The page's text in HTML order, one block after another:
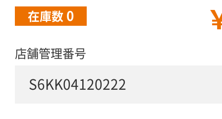
在庫数 0
店舗管理番号
S6KK04120222